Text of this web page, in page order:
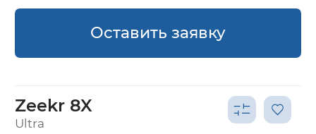
Оставить заявку
Zeekr 8X
Ultra